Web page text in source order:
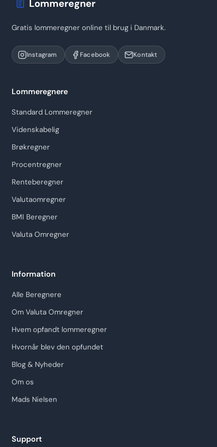
Lommeregner
Gratis lommeregner online til brug i Danmark.
Instagram Facebook Kontakt
Lommeregnere
Standard Lommeregner
Videnskabelig
Brøkregner
Procentregner
Renteberegner
Valutaomregner
BMI Beregner
Valuta Omregner
Information
Alle Beregnere
Om Valuta Omregner
Hvem opfandt lommeregner
Hvornår blev den opfundet
Blog & Nyheder
Om os
Mads Nielsen
Support